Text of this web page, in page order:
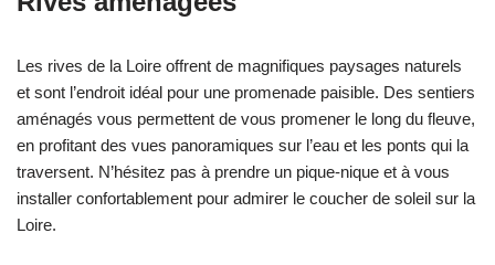
Les rives de la Loire offrent de magnifiques paysages naturels
et sont l’endroit idéal pour une promenade paisible. Des sentiers
aménagés vous permettent de vous promener le long du fleuve,
en profitant des vues panoramiques sur l’eau et les ponts qui la
traversent. N’hésitez pas à prendre un pique-nique et à vous
installer confortablement pour admirer le coucher de soleil sur la
Loire.